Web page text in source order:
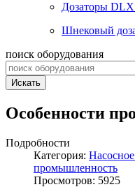
Дозаторы DLX
Шнековый
поиск оборудования
Искать
Особенности
Подробности
Категория:
промышленность
Просмотров: 5925